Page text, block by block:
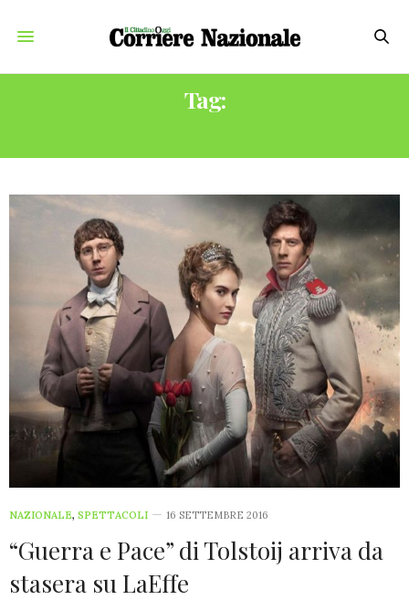
Tag:
NAZIONALE, SPETTACOLI 16 SETTEMBRE 2016
“Guerra e Pace” di Tolstoij arriva da
stasera su LaEffe